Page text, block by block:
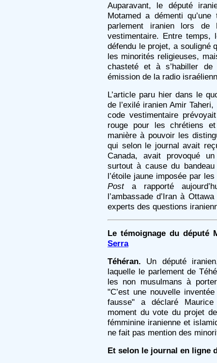
Auparavant, le député
Motamed a démenti
parlement iranien lors de
vestimentaire. Entre
défendu le projet, a souligné
les minorités religieuses,
chasteté et à s’habiller de
émission de la radio
L’article paru hier dans le
de l’exilé iranien Amir
code vestimentaire
rouge pour les chrétiens
manière à pouvoir les
qui selon le journal avait
Canada, avait provoqué
surtout à cause du
l’étoile jaune imposée par
Posta rapporté
l’ambassade d’Iran à
experts des questions
Le témoignage du député
Serra
Téhéran. Un député
laquelle le parlement de
les non musulmans à
"C’est une nouvelle
fausse" a déclaré Maurice
moment du vote du projet
fémminine iranienne et
ne fait pas mention des
Et selon le journal en ligne